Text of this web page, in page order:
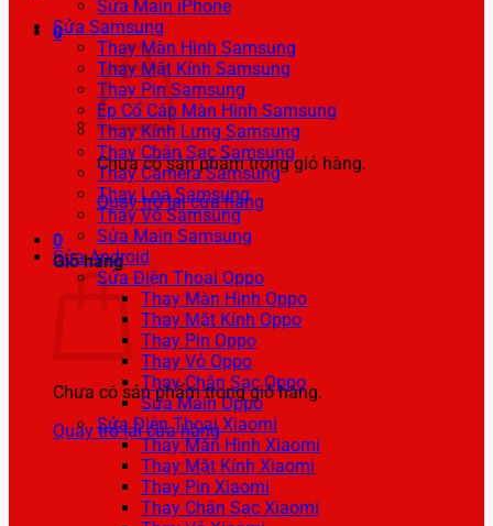
0
Chưa có sản phẩm trong giỏ hàng.
Quay trở lại cửa hàng
0
Giỏ hàng
Chưa có sản phẩm trong giỏ hàng.
Quay trở lại cửa hàng
Sửa Main iPhone
Sửa Samsung
Thay Màn Hình Samsung
Thay Mặt Kính Samsung
Thay Pin Samsung
Ép Cổ Cáp Màn Hình Samsung
Thay Kính Lưng Samsung
Thay Chân Sạc Samsung
Thay Camera Samsung
Thay Loa Samsung
Thay Vỏ Samsung
Sửa Main Samsung
Sửa Android
Sửa Điện Thoại Oppo
Thay Màn Hình Oppo
Thay Mặt Kính Oppo
Thay Pin Oppo
Thay Vỏ Oppo
Thay Chân Sạc Oppo
Sửa Main Oppo
Sửa Điện Thoại Xiaomi
Thay Màn Hình Xiaomi
Thay Mặt Kính Xiaomi
Thay Pin Xiaomi
Thay Chân Sạc Xiaomi